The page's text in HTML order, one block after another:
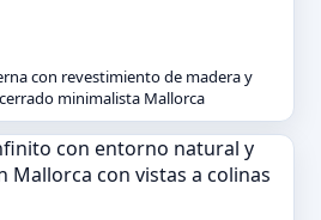
con revestimiento de madera y
minimalista Mallorca